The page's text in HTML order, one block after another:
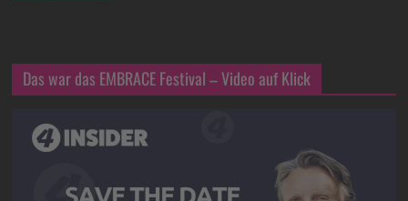
Das war das EMBRACE Festival – Video auf Klick